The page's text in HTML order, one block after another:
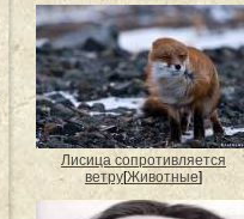
Лисица сопротивляется
ветру[Животные]